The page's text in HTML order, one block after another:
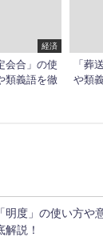
経済
会合」の使
類義語を徹
「葬
や類
「明度」の使い方や
解説！